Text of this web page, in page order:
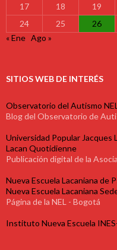
17
18 19
24
25 26
« Ene Ago »
SITIOS WEB DE INTERÉS
Observatorio del Autismo
Blog del Observatorio de
Universidad Popular Jacques
Lacan Quotidienne
Publicación digital de la
Nueva Escuela Lacaniana de
Nueva Escuela Lacaniana
Página de la NEL - Bogotá
Instituto Nueva Escuela